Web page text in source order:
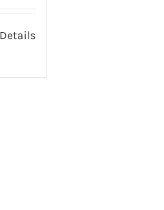
Details